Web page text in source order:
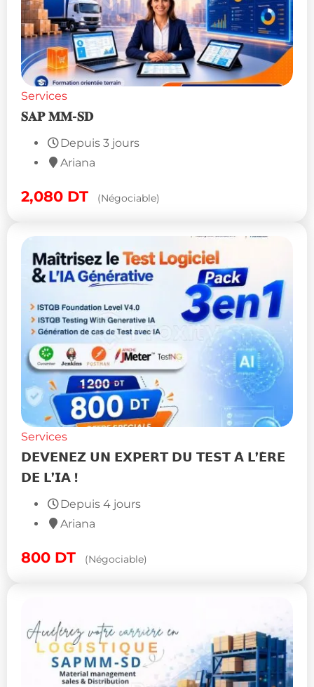
Services
𝐒𝐀𝐏 𝐌𝐌-𝐒𝐃
Depuis 3 jours
Ariana
2,080 DT (Négociable)
Services
𝗗𝗘𝗩𝗘𝗡𝗘𝗭 𝗨𝗡 𝗘𝗫𝗣𝗘𝗥𝗧 𝗗𝗨 𝗧𝗘𝗦𝗧 𝗔̀ 𝗟’𝗘̀𝗥𝗘
𝗗𝗘 𝗟’𝗜𝗔 !
Depuis 4 jours
Ariana
800 DT (Négociable)